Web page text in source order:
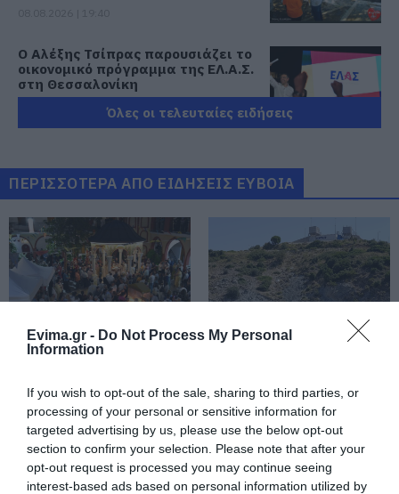
Evima.gr - Do Not Process My Personal
Information
If you wish to opt-out of the sale, sharing to third parties, or
processing of your personal or sensitive information for
targeted advertising by us, please use the below opt-out
section to confirm your selection. Please note that after your
opt-out request is processed you may continue seeing
interest-based ads based on personal information utilized by
Ο Αλέξης Τσίπρας παρουσιάζει το
οικονομικό πρόγραμμα της ΕΛ.Α.Σ.
στη Θεσσαλονίκη
08.08.2026 | 19:20
08.08.2026 | 19:00
Σε δημοπρασία η μπάλα των
ιστορικών γκολ του Μαραντόνα
08.08.2026 | 18:40
Αγανάκτηση σε χωριό της
Εύβοιας: Μένουν κάθε μέρα χωρίς
08.08.2026 | 18:20
Αγροτικές ενισχύσεις: Ποιοι θα
λάβουν νωρίτερα τις
προκαταβολές
08.08.2026 | 18:00
Όλες οι τελευταίες ειδήσεις
ΠΕΡΙΣΣΟΤΕΡΑ ΑΠΟ ΕΙΔΗΣΕΙΣ ΕΥΒΟΙΑ
Εύβοια! Η Ιερά Μονή
Οσίου Δαυΐδ έλαμψε
στη μεγάλη πανήγυρη
της Μεταμορφώσεως
παράνομες χωματερές
– Έρχονται πρόστιμα
χωρίς εξαιρέσεις